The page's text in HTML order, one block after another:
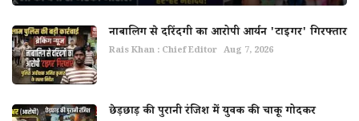
नाबालिग से दरिंदगी का आरोपी आर्यन 'टाइगर' गिरफ्तार
Rais Khan : Chief Editor Aug 7, 2026
छेड़छाड़ की पुरानी रंजिश में युवक की चाकू गोदकर